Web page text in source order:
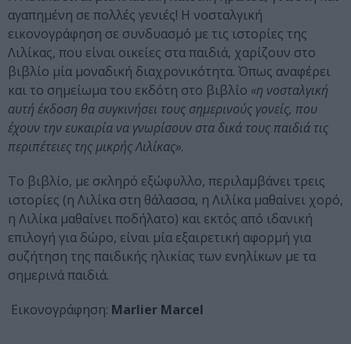
αγαπημένη σε πολλές γενιές! Η νοσταλγική
εικονογράφηση σε συνδυασμό με τις ιστορίες της
Λιλίκας, που είναι οικείες στα παιδιά, χαρίζουν στο
βιβλίο μία μοναδική διαχρονικότητα. Όπως αναφέρει
και το σημείωμα του εκδότη στο βιβλίο «η νοσταλγική
αυτή έκδοση θα συγκινήσει τους σημερινούς γονείς, που
έχουν την ευκαιρία να γνωρίσουν στα δικά τους παιδιά τις
περιπέτειες της μικρής Λιλίκας».
Το βιβλίο, με σκληρό εξώφυλλο, περιλαμβάνει τρεις
ιστορίες (η Λιλίκα στη θάλασσα, η Λιλίκα μαθαίνει χορό,
η Λιλίκα μαθαίνει ποδήλατο) και εκτός από ιδανική
επιλογή για δώρο, είναι μία εξαιρετική αφορμή για
συζήτηση της παιδικής ηλικίας των ενηλίκων με τα
σημερινά παιδιά.
Εικονογράφηση: Marlier Marcel